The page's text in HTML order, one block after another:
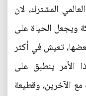
المشترك، لان
ويجعل الحياة على
تعيش في أكثر
الأمر ينطبق على
مع الآخرين، وقطيعة